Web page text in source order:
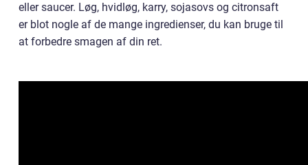
eller saucer. Løg, hvidløg, karry, sojasovs og citronsaft
er blot nogle af de mange ingredienser, du kan bruge til
at forbedre smagen af din ret.